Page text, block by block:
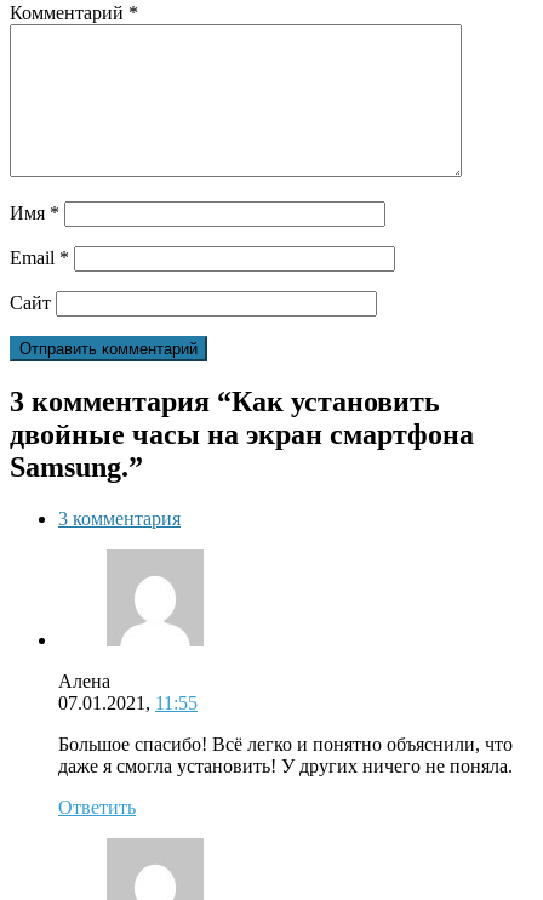
Комментарий *
Имя *
Email *
Сайт
3 комментария “Как установить
двойные часы на экран смартфона
Samsung.”
3 комментария
Алена
07.01.2021, 11:55
Большое спасибо! Всё легко и понятно объяснили, что
даже я смогла установить! У других ничего не поняла.
Ответить